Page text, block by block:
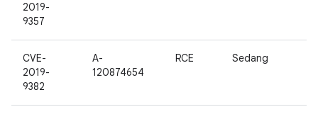
2019-
9357
CVE-
2019-
9382
A-
120874654
RCE Sedang